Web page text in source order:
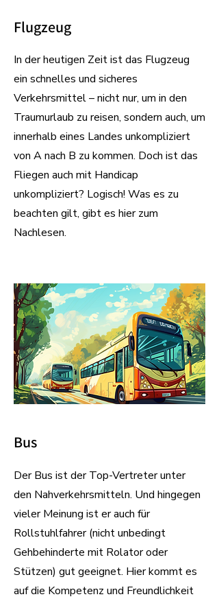
Flugzeug
In der heutigen Zeit ist das Flugzeug
ein schnelles und sicheres
Verkehrsmittel – nicht nur, um in den
Traumurlaub zu reisen, sondern auch, um
innerhalb eines Landes unkompliziert
von A nach B zu kommen. Doch ist das
Fliegen auch mit Handicap
unkompliziert? Logisch! Was es zu
beachten gilt, gibt es hier zum
Nachlesen.
Bus
Der Bus ist der Top-Vertreter unter
den Nahverkehrsmitteln. Und hingegen
vieler Meinung ist er auch für
Rollstuhlfahrer (nicht unbedingt
Gehbehinderte mit Rolator oder
Stützen) gut geeignet. Hier kommt es
auf die Kompetenz und Freundlichkeit